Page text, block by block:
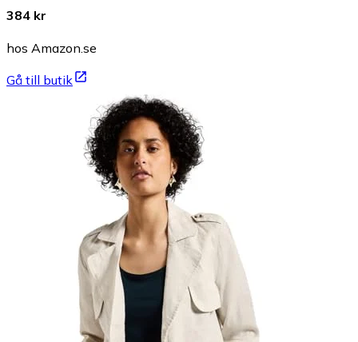
384 kr
hos Amazon.se
Gå till butik